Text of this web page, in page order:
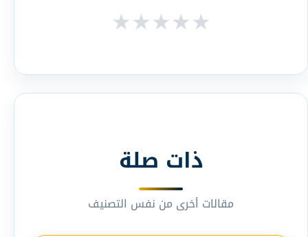
★★★★★
ذات صلة
مقالات أخرى من نفس التصنيف